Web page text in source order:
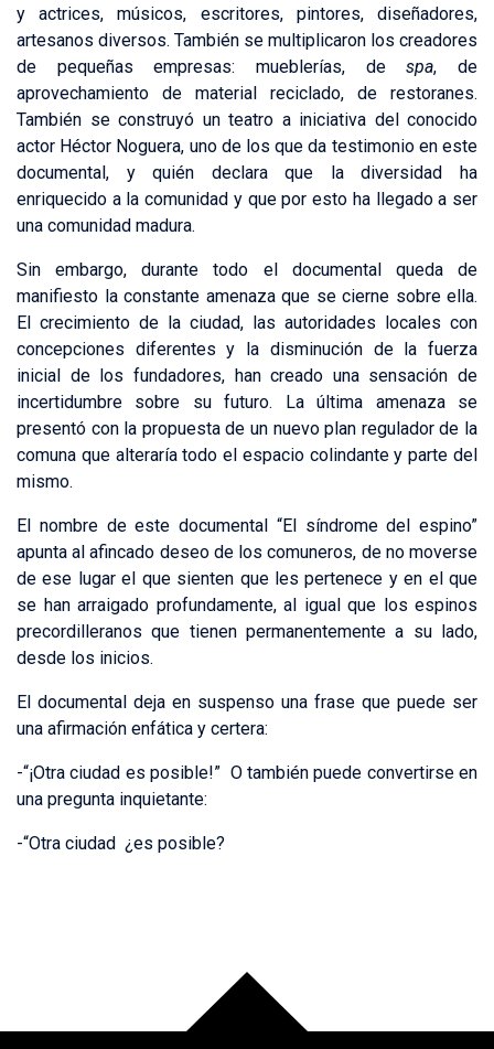
y actrices, músicos, escritores, pintores, diseñadores,
artesanos diversos. También se multiplicaron los creadores
de pequeñas empresas: mueblerías, despa, de
aprovechamiento de material reciclado, de restoranes.
También se construyó un teatro a iniciativa del conocido
actor Héctor Noguera, uno de los que da testimonio en este
documental, y quién declara que la diversidad ha
enriquecido a la comunidad y que por esto ha llegado a ser
una comunidad madura.
Sin embargo, durante todo el documental queda de
manifiesto la constante amenaza que se cierne sobre ella.
El crecimiento de la ciudad, las autoridades locales con
concepciones diferentes y la disminución de la fuerza
inicial de los fundadores, han creado una sensación de
incertidumbre sobre su futuro. La última amenaza se
presentó con la propuesta de un nuevo plan regulador de la
comuna que alteraría todo el espacio colindante y parte del
mismo.
El nombre de este documental “El síndrome del espino”
apunta al afincado deseo de los comuneros, de no moverse
de ese lugar el que sienten que les pertenece y en el que
se han arraigado profundamente, al igual que los espinos
precordilleranos que tienen permanentemente a su lado,
desde los inicios.
El documental deja en suspenso una frase que puede ser
una afirmación enfática y certera:
-“¡Otra ciudad es posible!” O también puede convertirse en
una pregunta inquietante:
-“Otra ciudad ¿es posible?